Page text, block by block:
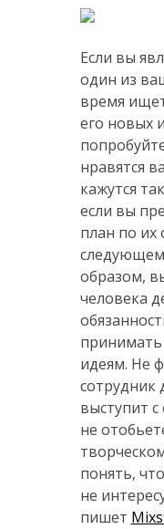
Если вы
один из
время
его новых
нравятся
кажутся
если вы
план по их
образом,
человека
идеям. Не
сотрудник
выступит
не
понять,
не
пишет